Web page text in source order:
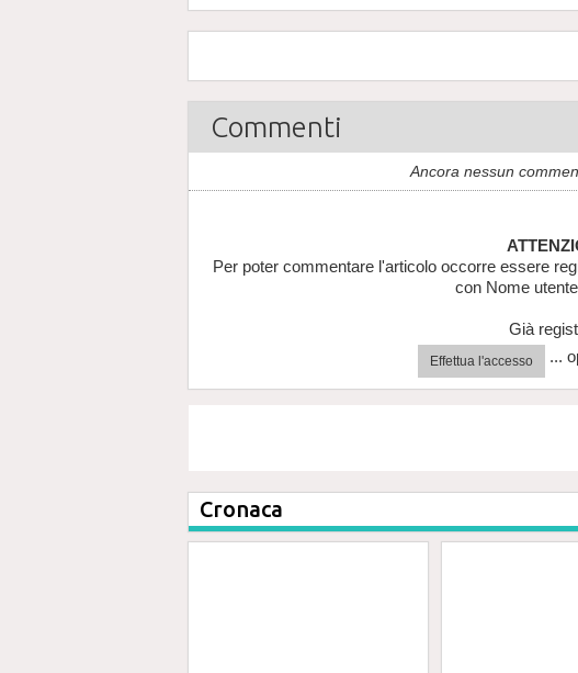
Commenti
Ancora nessun
Per poter commentare l'articolo occorre essere
con Nome
Già
Effettua l'accesso ...
Cronaca